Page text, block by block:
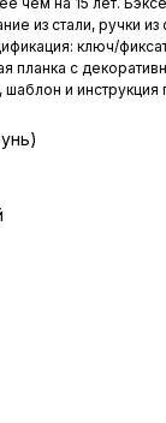
из стали, ручки из
ключ/
планка с
и инструкция